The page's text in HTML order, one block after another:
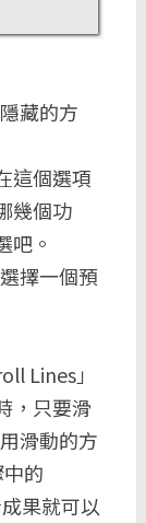
藏的方
這個選項
幾個功
吧。
擇一個預
Lines」
，只要滑
滑動的方
的
果就可以